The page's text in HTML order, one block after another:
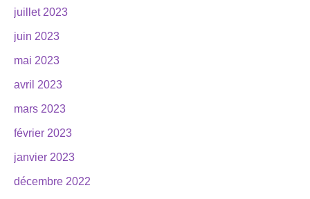
juillet 2023
juin 2023
mai 2023
avril 2023
mars 2023
février 2023
janvier 2023
décembre 2022